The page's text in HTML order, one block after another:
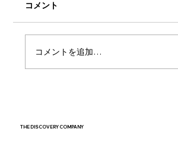
THE DISCOVERY COMPANY
コメント
コメントを追加…